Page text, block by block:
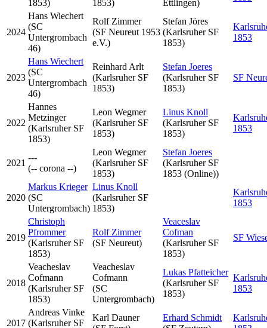
1853)
1853)
Ettlingen)
2024
Hans Wiechert
(SC
Untergrombach
46)
Rolf Zimmer
(SF Neureut 1953
e.V.)
Stefan Jöres
(Karlsruher SF
1853)
1853
2023
Hans Wiechert
(SC
Untergrombach
46)
Reinhard Arlt
(Karlsruher SF
1853)
Stefan Joeres
(Karlsruher SF
1853)
SF
2022
Hannes
Metzinger
(Karlsruher SF
1853)
Leon Wegmer
(Karlsruher SF
1853)
Linus Knoll
(Karlsruher SF
1853)
1853
2021
---
(-- corona --)
Leon Wegmer
(Karlsruher SF
1853)
Stefan Joeres
(Karlsruher SF
1853 (Online))
2020
Markus Krieger
(SC
Untergrombach)
Linus Knoll
(Karlsruher SF
1853)
1853
2019
Christoph
Pfrommer
(Karlsruher SF
1853)
Rolf Zimmer
(SF Neureut)
Veaceslav
Cofman
(Karlsruher SF
1853)
SF
2018
Veacheslav
Cofmann
(Karlsruher SF
1853)
Veacheslav
Cofmann
(SC
Untergrombach)
Lukas Pfatteicher
(Karlsruher SF
1853)
1853
2017
Andreas Vinke
(Karlsruher SF
Karl Dauner
Erhard Schmidt